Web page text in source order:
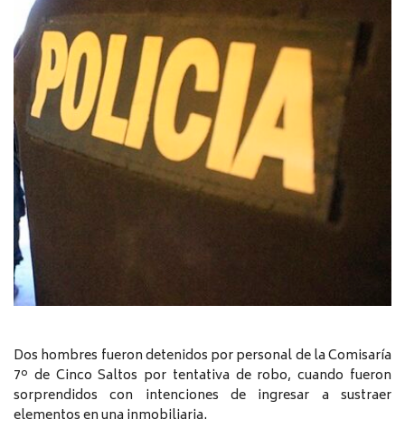
Dos hombres fueron detenidos por personal de la Comisaría
7º de Cinco Saltos por tentativa de robo, cuando fueron
sorprendidos con intenciones de ingresar a sustraer
elementos en una inmobiliaria.